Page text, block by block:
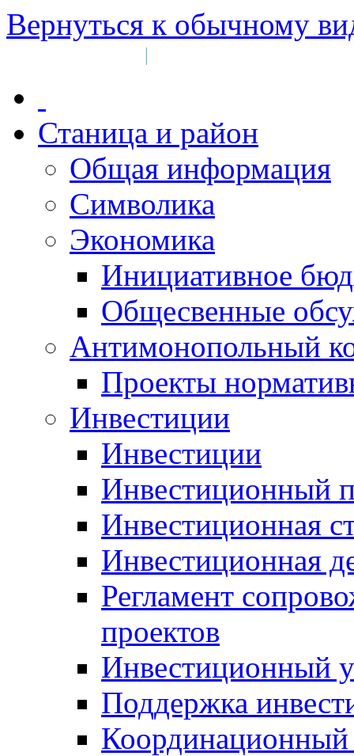
Вернуться к обычному
|
Станица и район
Общая информация
Символика
Экономика
Инициативное
Общесвенные
Антимонопольный
Проекты
Инвестиции
Инвестиции
Инвестиционный
Инвестиционная
Инвестиционная
Регламент
проектов
Инвестиционный
Поддержка
Координационный